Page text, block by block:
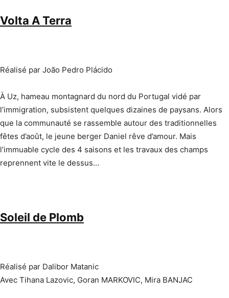
Volta A Terra
Réalisé par João Pedro Plácido
À Uz, hameau montagnard du nord du Portugal vidé par
l’immigration, subsistent quelques dizaines de paysans. Alors
que la communauté se rassemble autour des traditionnelles
fêtes d’août, le jeune berger Daniel rêve d’amour. Mais
l’immuable cycle des 4 saisons et les travaux des champs
reprennent vite le dessus…
Soleil de Plomb
Réalisé par Dalibor Matanic
Avec Tihana Lazovic, Goran MARKOVIC, Mira BANJAC